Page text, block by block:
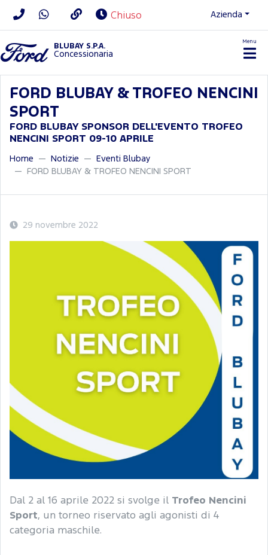
Chiuso Azienda
BLUBAY S.P.A.
Concessionaria
Menu
FORD BLUBAY & TROFEO NENCINI
SPORT
FORD BLUBAY SPONSOR DELL'EVENTO TROFEO
NENCINI SPORT 09-10 APRILE
Home Notizie
Eventi Blubay
FORD BLUBAY & TROFEO NENCINI SPORT
29 novembre 2022
Dal 2 al 16 aprile 2022 si svolge il Trofeo Nencini
Sport, un torneo riservato agli agonisti di 4
categoria maschile.